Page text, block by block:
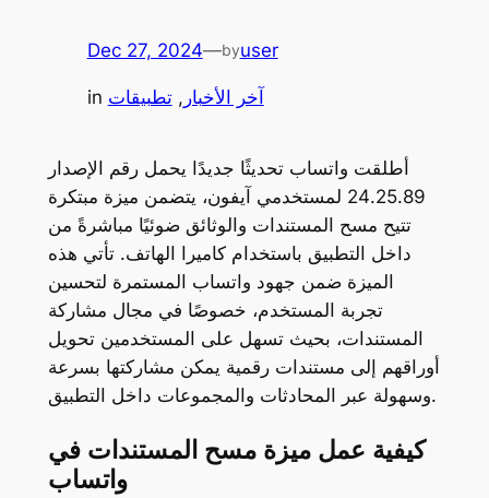
Dec 27, 2024—byuser
in آخر الأخبار , تطبيقات
أطلقت واتساب تحديثًا جديدًا يحمل رقم الإصدار
24.25.89 لمستخدمي آيفون، يتضمن ميزة مبتكرة
تتيح مسح المستندات والوثائق ضوئيًا مباشرةً من
داخل التطبيق باستخدام كاميرا الهاتف. تأتي هذه
الميزة ضمن جهود واتساب المستمرة لتحسين
تجربة المستخدم، خصوصًا في مجال مشاركة
المستندات، بحيث تسهل على المستخدمين تحويل
أوراقهم إلى مستندات رقمية يمكن مشاركتها بسرعة
وسهولة عبر المحادثات والمجموعات داخل التطبيق.
كيفية عمل ميزة مسح المستندات في
واتساب